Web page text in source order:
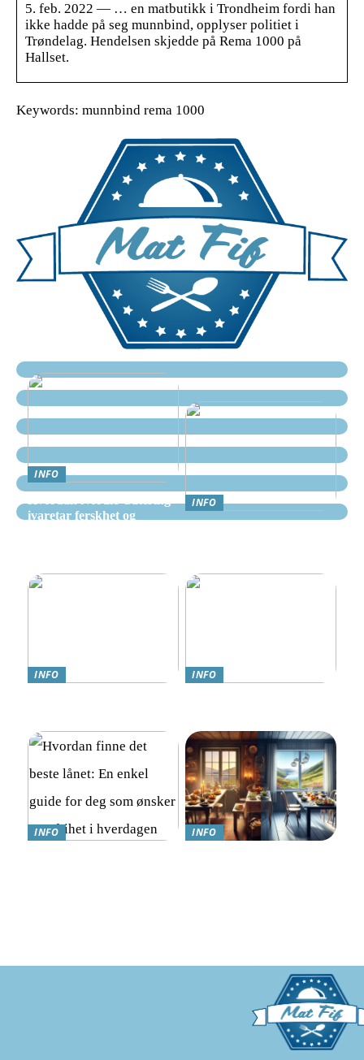
5. feb. 2022 — … en matbutikk i Trondheim fordi han
ikke hadde på seg munnbind, opplyser politiet i
Trøndelag. Hendelsen skjedde på Rema 1000 på
Hallset.
Keywords: munnbind rema 1000
INFO
Hvordan Nordic Catering
ivaretar ferskhet og
INFO
INFO
INFO
INFO
INFO